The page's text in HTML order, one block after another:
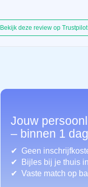
Bekijk deze review op Trustpilot
Jouw
– binnen 1
Geen
Bijles bij je thuis
Vaste match op